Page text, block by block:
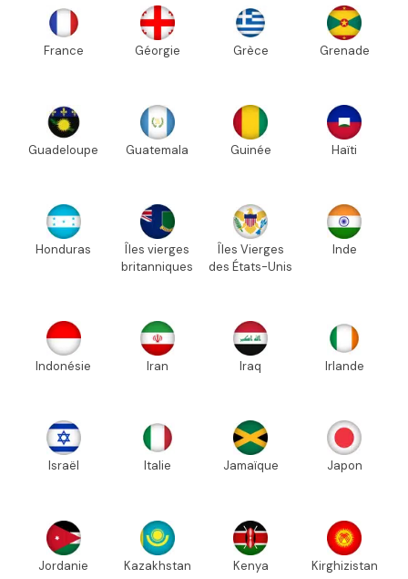
France Géorgie Grèce Grenade
Guadeloupe Guatemala Guinée Haïti
Honduras
Îles vierges
britanniques
Îles Vierges
des États-Unis
Inde
Indonésie Iran Iraq Irlande
Israël Italie Jamaïque Japon
Jordanie Kazakhstan Kenya Kirghizistan